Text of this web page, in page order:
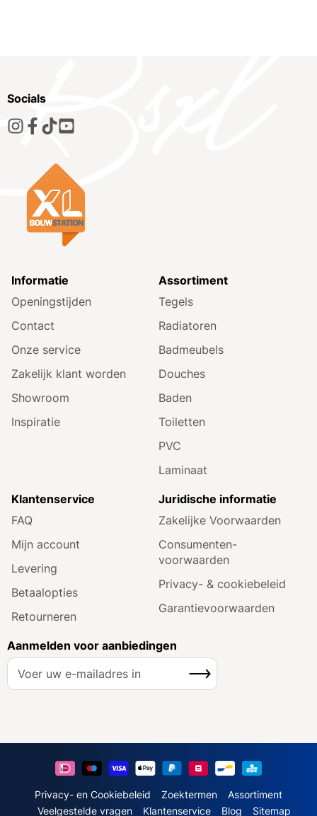
Socials
Informatie
Openingstijden
Contact
Onze service
Zakelijk klant worden
Showroom
Inspiratie
Assortiment
Tegels
Radiatoren
Badmeubels
Douches
Baden
Toiletten
PVC
Laminaat
Klantenservice
FAQ
Mijn account
Levering
Betaalopties
Retourneren
Juridische informatie
Zakelijke Voorwaarden
Consumenten­
voorwaarden
Privacy- & cookiebeleid
Garantie­voorwaarden
Aanmelden voor aanbiedingen
A
e
Inschrijven
Privacy- en Cookiebeleid Zoektermen
Assortiment
Veelgestelde vragen
Klantenservice Blog Sitemap